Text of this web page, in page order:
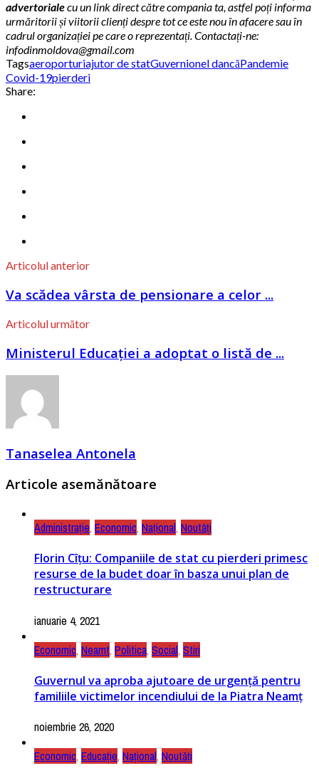
advertorialecu un link direct către compania ta, astfel poți informa
urmăritorii și viitorii clienți despre tot ce este nou în afacere sau în
cadrul organizației pe care o reprezentați. Contactați-ne:
infodinmoldova@gmail.com
Tagsaeroporturiajutor de statGuvernionel dancăPandemie
Covid-19pierderi
Share:
Articolul anterior
Va scădea vârsta de pensionare a celor ...
Articolul următor
Ministerul Educației a adoptat o listă de ...
Tanaselea Antonela
Articole asemănătoare
Administrație, Economic, Național, Noutăți
Florin Cîțu: Companiile de stat cu pierderi primesc
resurse de la budet doar în basza unui plan de
restructurare
ianuarie 4, 2021
Economic, Neamt, Politica, Social, Stiri
Guvernul va aproba ajutoare de urgență pentru
familiile victimelor incendiului de la Piatra Neamț
noiembrie 26, 2020
Economic, Educație, Național, Noutăți